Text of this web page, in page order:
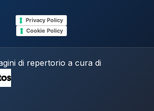
Privacy Policy
Cookie Policy
di repertorio a cura di